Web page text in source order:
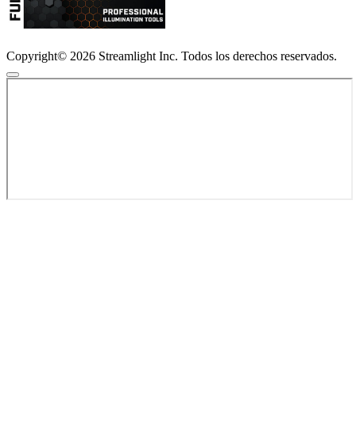
Copyright© 2026 Streamlight Inc. Todos los derechos reservados.